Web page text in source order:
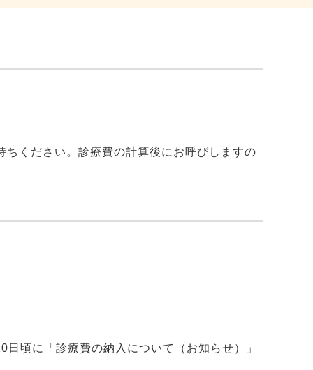
ください。診療費の計算後にお呼びしますの
頃に「診療費の納入について（お知らせ）」